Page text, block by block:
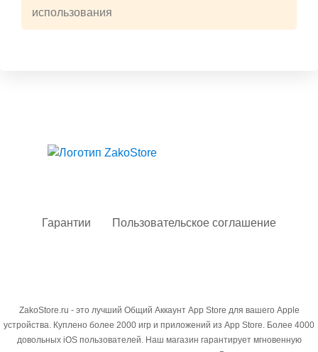
использования
Гарантии Пользовательское соглашение
ZakoStore.ru - это лучший Общий Аккаунт App Store для вашего Apple
устройства. Куплено более 2000 игр и приложений из App Store. Более 4000
довольных iOS пользователей. Наш магазин гарантирует мгновенную